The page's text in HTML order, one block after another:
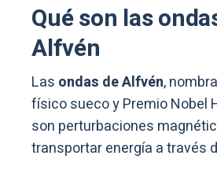
Qué son las
Alfvén
Las ondas de Alfvén,
físico sueco y Premio Nobel
son perturbaciones
transportar energía a través